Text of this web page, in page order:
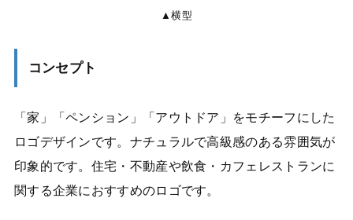
▲横型
コンセプト
「家」「ペンション」「アウトドア」をモチーフにした
ロゴデザインです。ナチュラルで高級感のある雰囲気が
印象的です。住宅・不動産や飲食・カフェレストランに
関する企業におすすめのロゴです。